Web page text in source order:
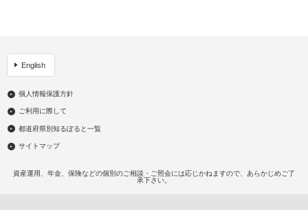
English
個人情報保護方針
ご利用に際して
都道府県別知るぽると一覧
サイトマップ
資産運用、年金、保険などの個別のご相談・ご照会には応じかねますので、あらかじめご了
承下さい。